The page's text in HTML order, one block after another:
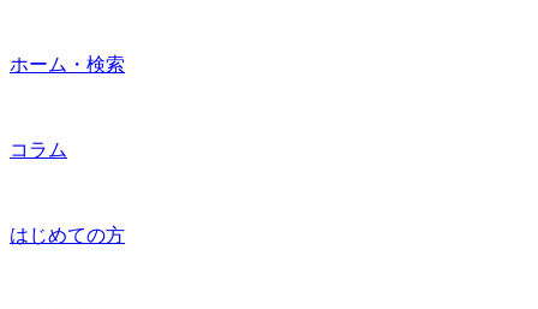
ホーム・検索
コラム
はじめての方